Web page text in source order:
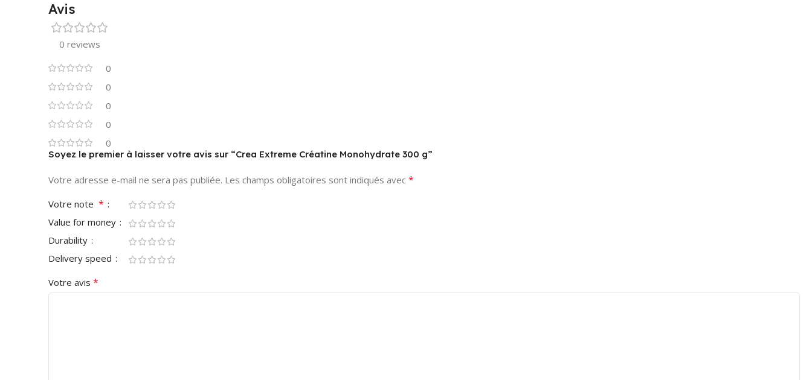
Avis
0 reviews
0
0
0
0
0
Soyez le premier à laisser votre avis sur “Crea Extreme Créatine Monohydrate 300 g”
Votre adresse e-mail ne sera pas publiée. Les champs obligatoires sont indiqués avec *
Votre note *
Value for money
Durability
Delivery speed
Votre avis *